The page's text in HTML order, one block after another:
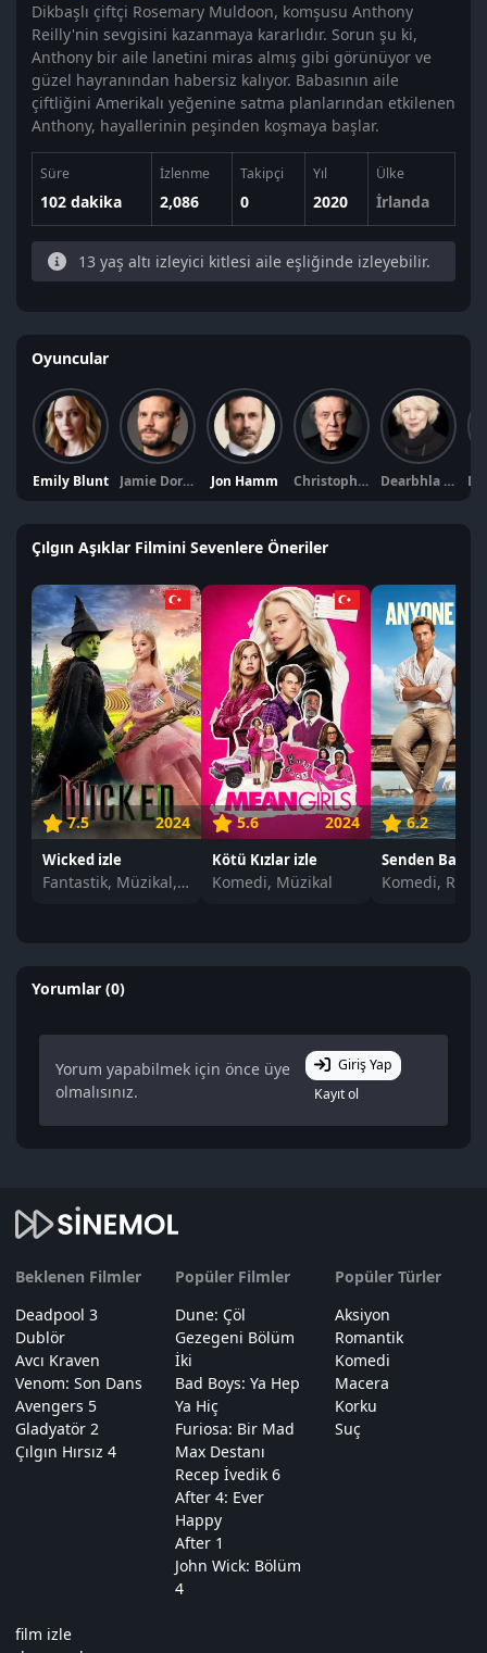
Dikbaşlı çiftçi Rosemary Muldoon, komşusu Anthony
Reilly'nin sevgisini kazanmaya kararlıdır. Sorun şu ki,
Anthony bir aile lanetini miras almış gibi görünüyor ve
güzel hayranından habersiz kalıyor. Babasının aile
çiftliğini Amerikalı yeğenine satma planlarından etkilenen
Anthony, hayallerinin peşinden koşmaya başlar.
Süre
102 dakika
İzlenme
2,086
Takipçi
0
Yıl
2020
Ülke
İrlanda
13 yaş altı izleyici kitlesi aile eşliğinde izleyebilir.
Oyuncular
Emily Blunt Jamie Dornan Jon Hamm Christopher Walken Dearbhla Molloy
Çılgın Aşıklar Filmini Sevenlere Öneriler
7.5 2024
Wicked izle
Fantastik, Müzikal, Romantik
5.6 2024
Kötü Kızlar izle
Komedi, Müzikal
6.2
Senden Başka
Komedi,
Yorumlar (0)
Yorum yapabilmek için önce üye
olmalısınız.
Giriş Yap
Kayıt ol
Beklenen Filmler
Deadpool 3
Dublör
Avcı Kraven
Venom: Son Dans
Avengers 5
Gladyatör 2
Çılgın Hırsız 4
Popüler Filmler
Dune: Çöl
Gezegeni Bölüm
İki
Bad Boys: Ya Hep
Ya Hiç
Furiosa: Bir Mad
Max Destanı
Recep İvedik 6
After 4: Ever
Happy
After 1
John Wick: Bölüm
4
Popüler Türler
Aksiyon
Romantik
Komedi
Macera
Korku
Suç
film izle